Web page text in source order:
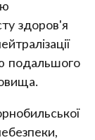
здоров'я
подальшого